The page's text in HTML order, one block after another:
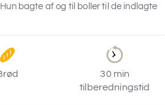
bagte af og til boller til de indlagte
30 min
tilberedningstid